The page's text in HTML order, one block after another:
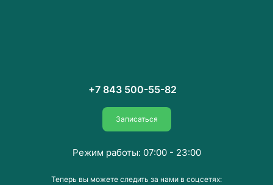
+7 843 500-55-82
Записаться
Теперь вы можете следить за нами в соцсетях:
Режим работы: 07:00 - 23:00